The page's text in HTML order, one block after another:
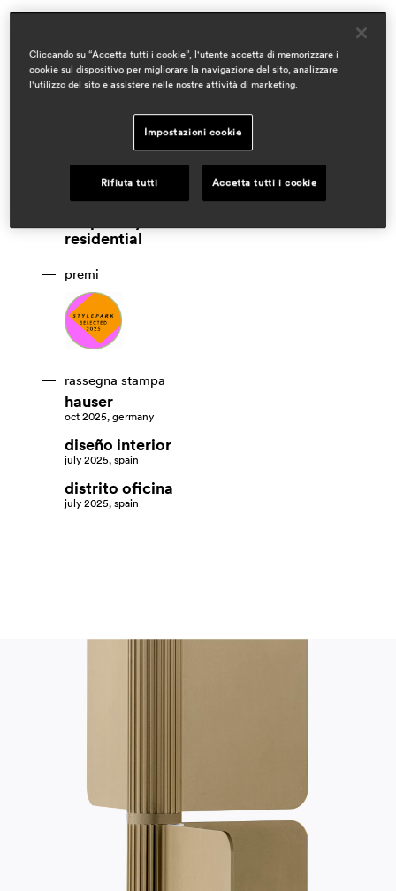
yusuke kawai
ambiti
residential
premi
rassegna stampa
hauser
oct 2025, germany
diseño interior
july 2025, spain
distrito oficina
july 2025, spain
Cliccando su “Accetta tutti i cookie”, l'utente accetta di memorizzare i
cookie sul dispositivo per migliorare la navigazione del sito, analizzare
l'utilizzo del sito e assistere nelle nostre attività di marketing.
Impostazioni cookie
Rifiuta tutti Accetta tutti i cookie